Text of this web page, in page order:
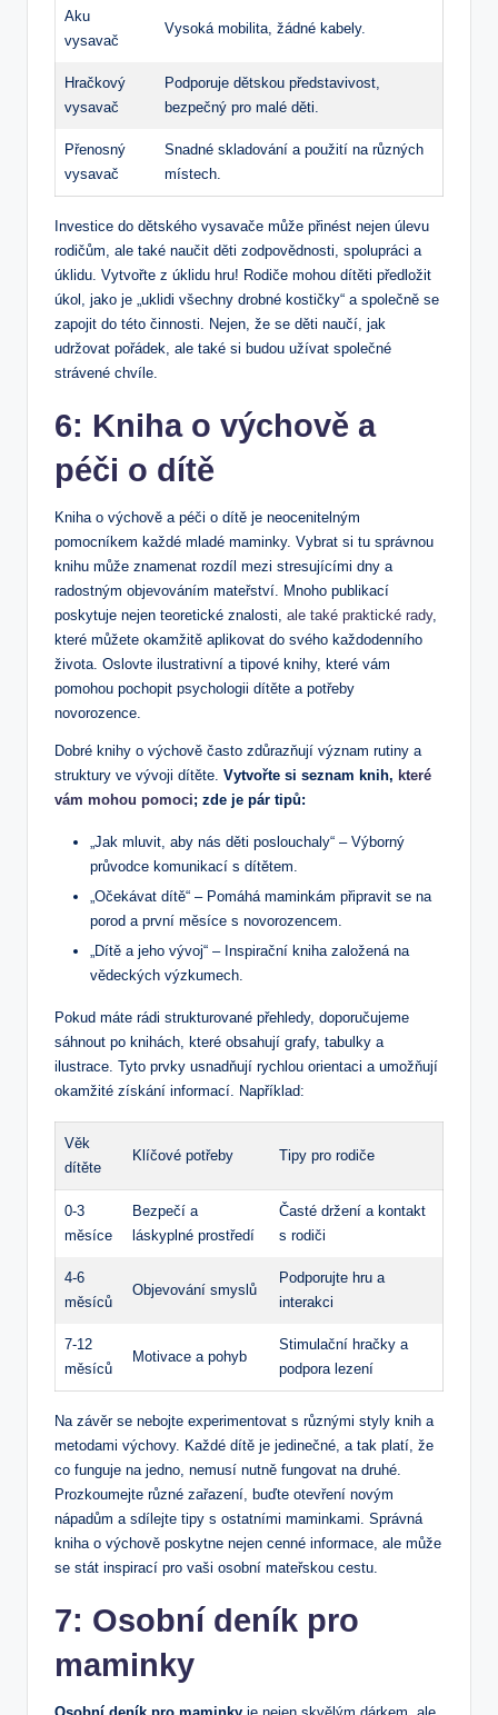
Aku
vysavač
Vysoká mobilita, žádné kabely.
Hračkový
vysavač
Podporuje dětskou představivost,
bezpečný pro malé děti.
Přenosný
vysavač
Snadné skladování‌ a ‌použití ⁤na různých
⁢místech.
Investice do dětského vysavače může přinést nejen úlevu
rodičům, ale ⁤také naučit‌ děti zodpovědnosti, spolupráci a
úklidu. Vytvořte z úklidu hru! Rodiče mohou dítěti‌ předložit
úkol, jako je „uklidi všechny drobné ⁤kostičky“ a společně se
zapojit do této činnosti. Nejen, že se ⁣děti naučí, jak
⁤udržovat pořádek, ale také si ​budou ⁣užívat společné
strávené chvíle.
6: Kniha o výchově a
péči o dítě
Kniha o výchově a péči o dítě⁢ je neocenitelným
pomocníkem každé mladé maminky. Vybrat si tu správnou
knihu ​může znamenat‍ rozdíl mezi‍ stresujícími dny a
radostným ‍objevováním mateřství. Mnoho publikací
poskytuje nejen‍ teoretické znalosti,‌ ale také praktické rady,
které můžete okamžitě aplikovat do‌ svého ​každodenního
‍života. Oslovte ilustrativní a tipové knihy, které vám
pomohou pochopit psychologii dítěte a potřeby
novorozence.
Dobré knihy o výchově často zdůrazňují význam rutiny a
struktury ⁤ve vývoji dítěte. Vytvořte si seznam knih, které
vám mohou pomoci; zde je ⁢pár tipů:
„Jak mluvit, aby⁣ nás děti poslouchaly“ – Výborný
průvodce komunikací s dítětem.
„Očekávat dítě“ – Pomáhá maminkám ⁢připravit se na
⁤porod​ a první měsíce s novorozencem.
„Dítě a jeho vývoj“ – Inspirační kniha založená na
vědeckých výzkumech.
Pokud‌ máte⁣ rádi strukturované přehledy, ⁢doporučujeme
sáhnout po knihách, které obsahují grafy, tabulky a
‍ilustrace. Tyto prvky usnadňují rychlou orientaci a umožňují
okamžité získání informací. Například:
Věk
dítěte
Klíčové potřeby Tipy pro rodiče
0-3
měsíce
Bezpečí a
láskyplné prostředí
Časté držení a kontakt
s rodiči
4-6
měsíců
Objevování ‍smyslů
Podporujte hru a
interakci
7-12
měsíců
Motivace a pohyb
Stimulační hračky a
podpora lezení
Na závěr ⁢se nebojte experimentovat s různými styly knih a
metodami výchovy. Každé dítě je jedinečné, a tak platí, že⁤
co funguje‌ na jedno, nemusí nutně fungovat na druhé.
Prozkoumejte různé zařazení, buďte otevření novým
⁤nápadům a sdílejte tipy s ostatními maminkami. Správná‍
kniha o výchově poskytne nejen cenné informace, ale‍ může
se stát inspirací pro vaši osobní mateřskou cestu.
7:⁤ Osobní⁢ deník pro
maminky